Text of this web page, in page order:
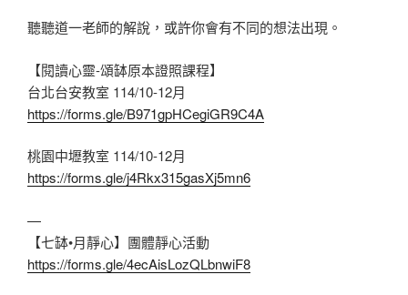
聽聽道一老師的解說，或許你會有不同的想法出現。
【閱讀心靈-頌缽原本證照課程】
台北台安教室 114/10-12月
https://forms.gle/B971gpHCegiGR9C4A
桃園中壢教室 114/10-12月
https://forms.gle/j4Rkx315gasXj5mn6
—
【七缽•月靜心】團體靜心活動
https://forms.gle/4ecAisLozQLbnwiF8